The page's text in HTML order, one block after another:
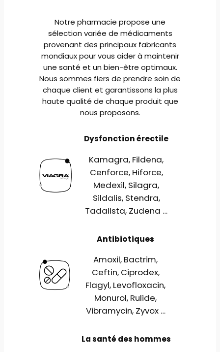
Notre pharmacie propose une
sélection variée de médicaments
provenant des principaux fabricants
mondiaux pour vous aider à maintenir
une santé et un bien-être optimaux.
Nous sommes fiers de prendre soin de
chaque client et garantissons la plus
haute qualité de chaque produit que
nous proposons.
Dysfonction érectile
Kamagra, Fildena,
Cenforce, Hiforce,
Medexil, Silagra,
Sildalis, Stendra,
Tadalista, Zudena …
Antibiotiques
Amoxil, Bactrim,
Ceftin, Ciprodex,
Flagyl, Levofloxacin,
Monurol, Rulide,
Vibramycin, Zyvox …
La santé des hommes